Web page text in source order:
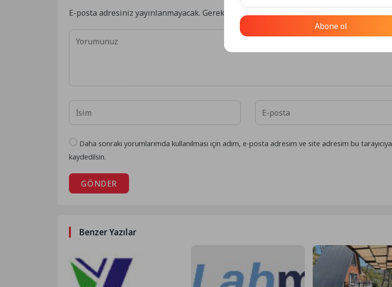
E-posta adresiniz yayınlanmayacak. Gerekli alanlar*ile işaretlenmişlerdir
Daha sonraki yorumlarımda kullanılması için adım, e-posta adresim ve site adresim bu tarayıcıya
kaydedilsin.
GÖNDER
Benzer Yazılar
Abone ol